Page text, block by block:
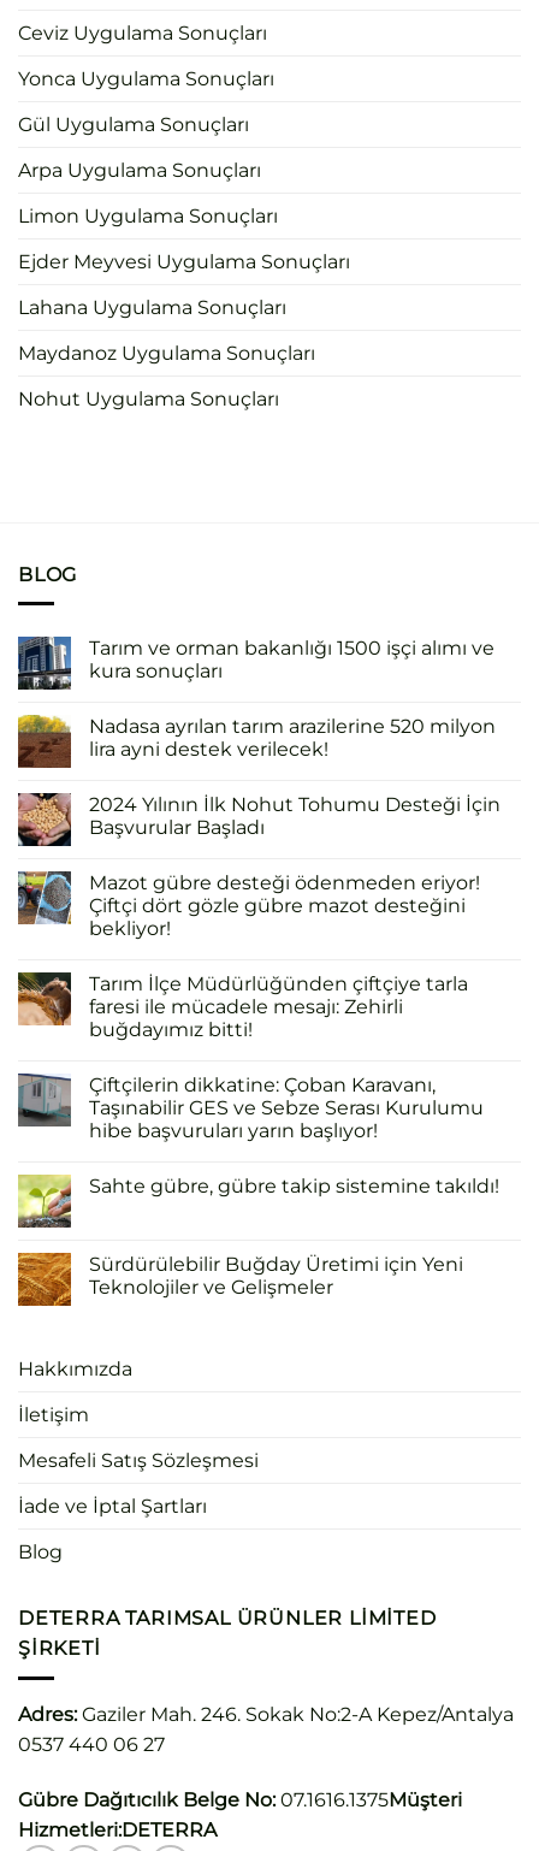
Ceviz Uygulama Sonuçları
Yonca Uygulama Sonuçları
Gül Uygulama Sonuçları
Arpa Uygulama Sonuçları
Limon Uygulama Sonuçları
Ejder Meyvesi Uygulama Sonuçları
Lahana Uygulama Sonuçları
Maydanoz Uygulama Sonuçları
Nohut Uygulama Sonuçları
BLOG
Tarım ve orman bakanlığı 1500 işçi alımı ve
kura sonuçları
Nadasa ayrılan tarım arazilerine 520 milyon
lira ayni destek verilecek!
2024 Yılının İlk Nohut Tohumu Desteği İçin
Başvurular Başladı
Mazot gübre desteği ödenmeden eriyor!
Çiftçi dört gözle gübre mazot desteğini
bekliyor!
Tarım İlçe Müdürlüğünden çiftçiye tarla
faresi ile mücadele mesajı: Zehirli
buğdayımız bitti!
Çiftçilerin dikkatine: Çoban Karavanı,
Taşınabilir GES ve Sebze Serası Kurulumu
hibe başvuruları yarın başlıyor!
Sahte gübre, gübre takip sistemine takıldı!
Sürdürülebilir Buğday Üretimi için Yeni
Teknolojiler ve Gelişmeler
Hakkımızda
İletişim
Mesafeli Satış Sözleşmesi
İade ve İptal Şartları
Blog
DETERRA TARIMSAL ÜRÜNLER LIMITED
ŞIRKETI
Adres:Gaziler Mah. 246. Sokak No:2-A Kepez/Antalya
0537 440 06 27
Gübre Dağıtıcılık Belge No:07.1616.1375Müşteri
Hizmetleri:DETERRA